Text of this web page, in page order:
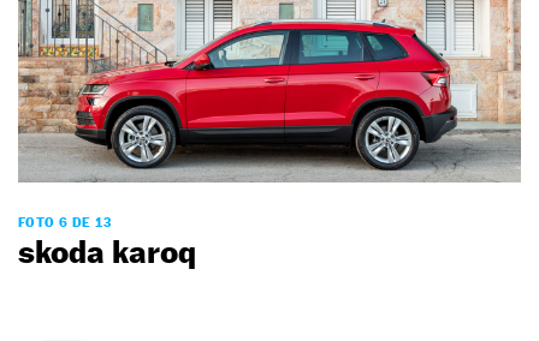
FOTO 6 DE 13
skoda karoq